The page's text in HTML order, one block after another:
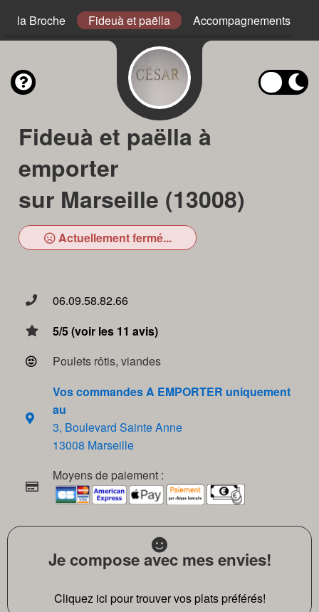
à la Broche Fideuà et paëlla Accompagnements
Fideuà et paëlla à
emporter
sur Marseille (13008)
Actuellement fermé...
06.09.58.82.66
5/5 (voir les 11 avis)
Poulets rôtis, viandes
Vos commandes A EMPORTER uniquement
au
3, Boulevard Sainte Anne
13008 Marseille
Moyens de paiement :
Je compose avec mes envies!
Cliquez ici pour trouver vos plats préférés!